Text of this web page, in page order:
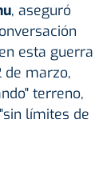
, aseguró
esta guerra
marzo,
terreno,
"sin límites de